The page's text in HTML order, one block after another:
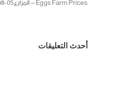
أحدث التعليقات